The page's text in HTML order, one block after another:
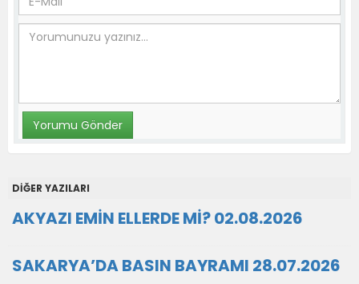
DİĞER YAZILARI
AKYAZI EMİN ELLERDE Mİ? 02.08.2026
SAKARYA’DA BASIN BAYRAMI 28.07.2026